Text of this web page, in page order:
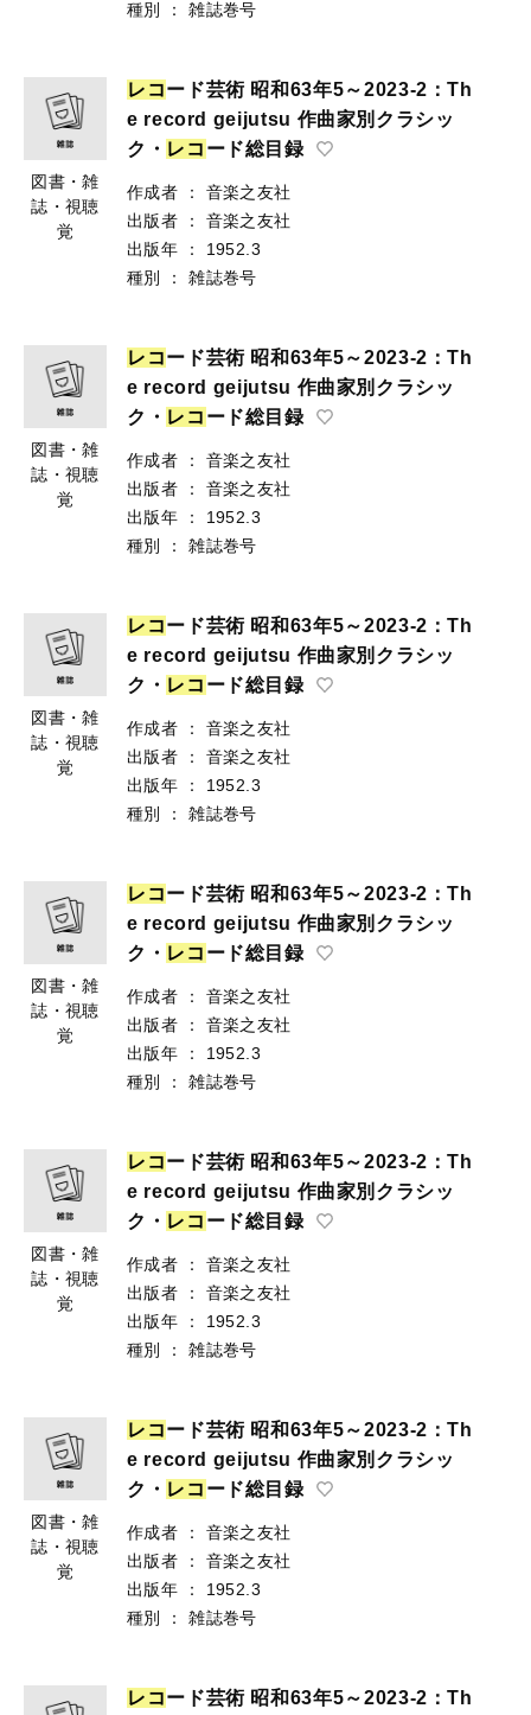
種別 ： 雑誌巻号
図書・雑
誌・視聴
覚
レ コード芸術 昭和63年5～2023-2：Th
e record geijutsu 作曲家別クラシッ
ク・ レ コ ード総目録
作成者 ：
音楽之友社
出版者
：
音楽之友社
出版年
：
1952.3
種別
： 雑誌巻号
図書・雑
誌・視聴
覚
レ コード芸術 昭和63年5～2023-2：Th
e record geijutsu 作曲家別クラシッ
ク・ レ コ ード総目録
作成者 ：
音楽之友社
出版者
：
音楽之友社
出版年
：
1952.3
種別
： 雑誌巻号
図書・雑
誌・視聴
覚
レ コード芸術 昭和63年5～2023-2：Th
e record geijutsu 作曲家別クラシッ
ク・ レ コ ード総目録
作成者 ：
音楽之友社
出版者
：
音楽之友社
出版年
：
1952.3
種別
： 雑誌巻号
図書・雑
誌・視聴
覚
レ コード芸術 昭和63年5～2023-2：Th
e record geijutsu 作曲家別クラシッ
ク・ レ コ ード総目録
作成者 ：
音楽之友社
出版者
：
音楽之友社
出版年
：
1952.3
種別
： 雑誌巻号
図書・雑
誌・視聴
覚
レ コード芸術 昭和63年5～2023-2：Th
e record geijutsu 作曲家別クラシッ
ク・ レ コ ード総目録
作成者 ：
音楽之友社
出版者
：
音楽之友社
出版年
：
1952.3
種別
： 雑誌巻号
図書・雑
誌・視聴
覚
レ コード芸術 昭和63年5～2023-2：Th
e record geijutsu 作曲家別クラシッ
ク・ レ コ ード総目録
作成者 ：
音楽之友社
出版者
：
音楽之友社
出版年
：
1952.3
種別
： 雑誌巻号
レ コード芸術 昭和63年5～2023-2：Th